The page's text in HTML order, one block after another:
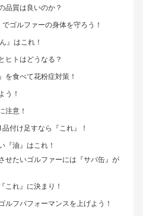
品質は良いのか？
ゴルファーの身体を守ろう！
』はこれ！
ヒトはどうなる？
を食べて花粉症対策！
う！
注意！
付け足すなら『これ』！
『油』はこれ！
せたいゴルファーには『サバ缶』が
これ』に決まり！
フパフォーマンスを上げよう！